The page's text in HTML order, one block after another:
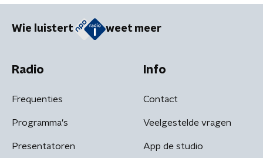
Wie luistert weet meer
Radio
Frequenties
Programma's
Presentatoren
Info
Contact
Veelgestelde vragen
App de studio